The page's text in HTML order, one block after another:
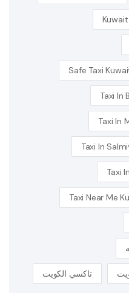
Kuwait
Safe Taxi
Taxi In
Taxi In
Taxi In
Taxi
Taxi Near Me
تاكسي الكويت